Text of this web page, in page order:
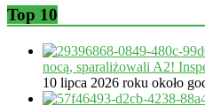
Top 10
nocą, sparaliżowali A2!
10 lipca 2026 roku około